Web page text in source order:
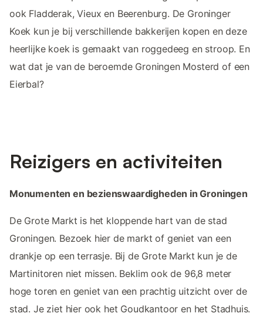
ook Fladderak, Vieux en Beerenburg. De Groninger
Koek kun je bij verschillende bakkerijen kopen en deze
heerlijke koek is gemaakt van roggedeeg en stroop. En
wat dat je van de beroemde Groningen Mosterd of een
Eierbal?
Reizigers en activiteiten
Monumenten en bezienswaardigheden in Groningen
De Grote Markt is het kloppende hart van de stad
Groningen. Bezoek hier de markt of geniet van een
drankje op een terrasje. Bij de Grote Markt kun je de
Martinitoren niet missen. Beklim ook de 96,8 meter
hoge toren en geniet van een prachtig uitzicht over de
stad. Je ziet hier ook het Goudkantoor en het Stadhuis.